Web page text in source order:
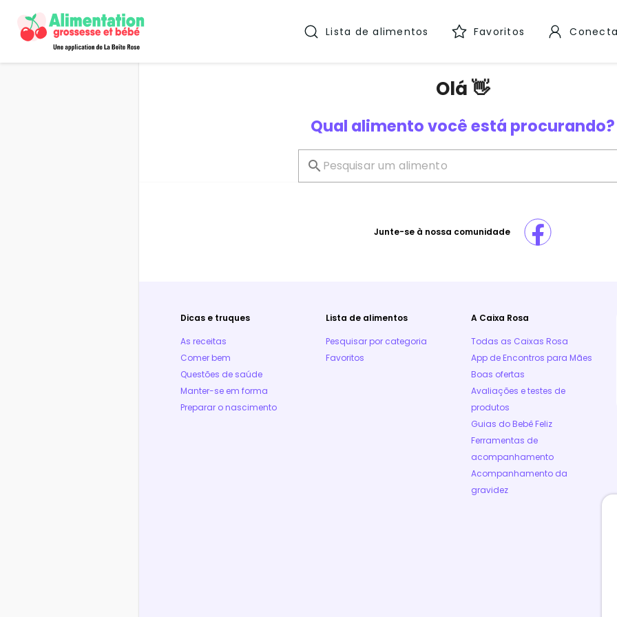
Lista de alimentos Favoritos
Olá 👋
Qual alimento você está procurando?
Junte-se à nossa comunidade
Dicas e truques
As receitas
Comer bem
Questões de saúde
Manter-se em forma
Preparar o nascimento
Lista de alimentos
Pesquisar por categoria
Favoritos
A Caixa Rosa
Todas as Caixas Rosa
App de Encontros para Mães
Boas ofertas
Avaliações e testes de
produtos
Guias do Bebê Feliz
Ferramentas de
acompanhamento
Acompanhamento da
gravidez